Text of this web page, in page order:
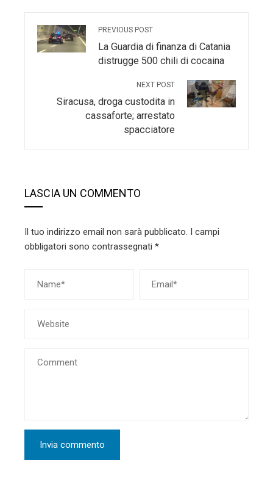
PREVIOUS POST
La Guardia di finanza di Catania
distrugge 500 chili di cocaina
NEXT POST
Siracusa, droga custodita in
cassaforte; arrestato
spacciatore
LASCIA UN COMMENTO
Il tuo indirizzo email non sarà pubblicato. I campi
obbligatori sono contrassegnati *